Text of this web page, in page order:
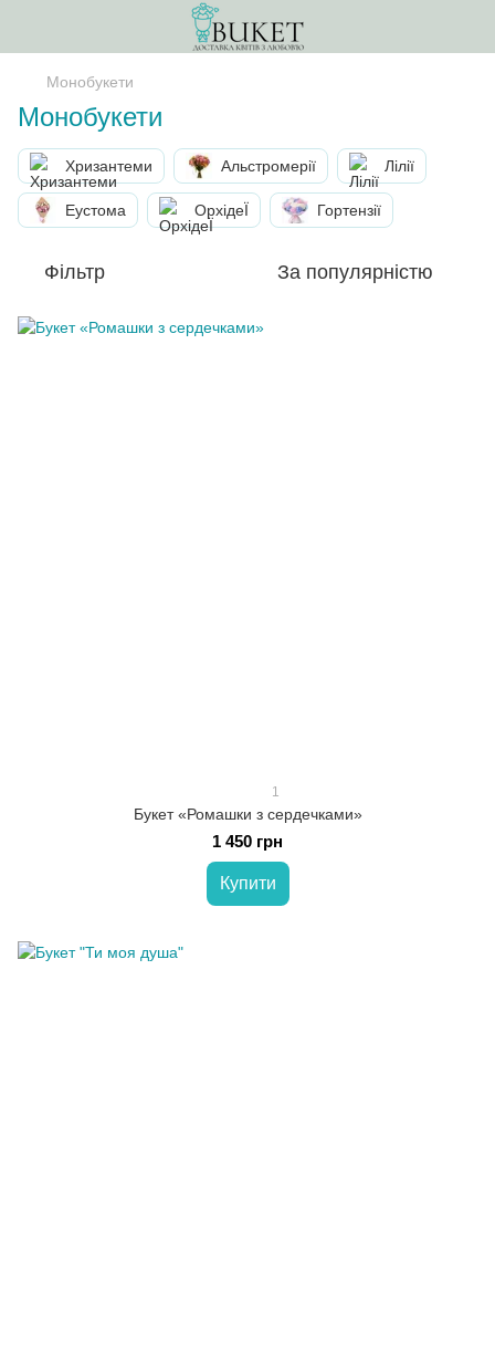
Монобукети
Монобукети
Хризантеми Альстромерії Лілії
Еустома ОрхідеЇ Гортензії
Фільтр За популярністю
1
Букет «Ромашки з сердечками»
1 450 грн
Купити